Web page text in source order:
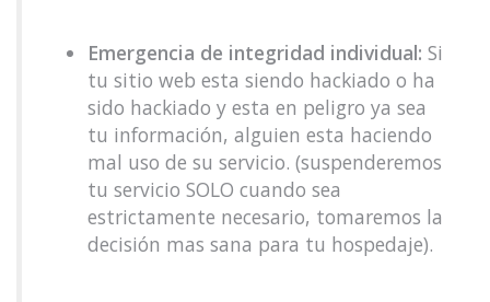
Emergencia de integridad individual: Si
tu sitio web esta siendo hackiado o ha
sido hackiado y esta en peligro ya sea
tu información, alguien esta haciendo
mal uso de su servicio. (suspenderemos
tu servicio SOLO cuando sea
estrictamente necesario, tomaremos la
decisión mas sana para tu hospedaje).